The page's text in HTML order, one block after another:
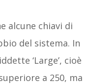
alcune chiavi di
del sistema. In
‘Large’, cioè
a 250, ma